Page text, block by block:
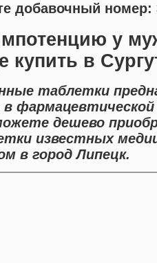
добавочный номер:
у
купить в
таблетки
дешево
известных
в город Липецк.